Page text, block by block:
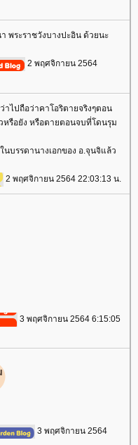
พระราชวังบางปะอิน ด้วยนะ
2 พฤศจิกายน 2564
าไปถือว่าคาโอริตายจริงๆตอน
หรือยัง หรือตายตอนจบที่โดนรุม
บรรดานางเอกของ อ.จุนจิแล้ว
2 พฤศจิกายน 2564 22:03:13 น.
3 พฤศจิกายน 2564 6:15:05
3 พฤศจิกายน 2564